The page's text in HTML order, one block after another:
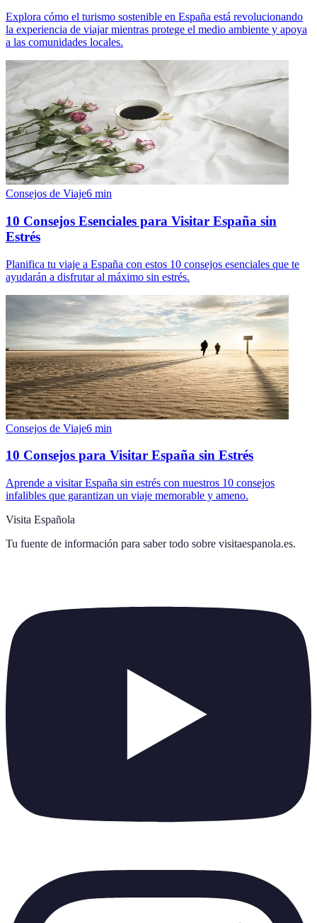
Explora cómo el turismo sostenible en España está revolucionando
la experiencia de viajar mientras protege el medio ambiente y apoya
a las comunidades locales.
Consejos de Viaje6 min
10 Consejos Esenciales para Visitar España sin
Estrés
Planifica tu viaje a España con estos 10 consejos esenciales que te
ayudarán a disfrutar al máximo sin estrés.
Consejos de Viaje6 min
10 Consejos para Visitar España sin Estrés
Aprende a visitar España sin estrés con nuestros 10 consejos
infalibles que garantizan un viaje memorable y ameno.
Visita Española
Tu fuente de información para saber todo sobre visitaespanola.es.